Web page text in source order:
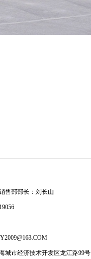
售部部长：刘长山
城市经济技术开发区龙江路99号